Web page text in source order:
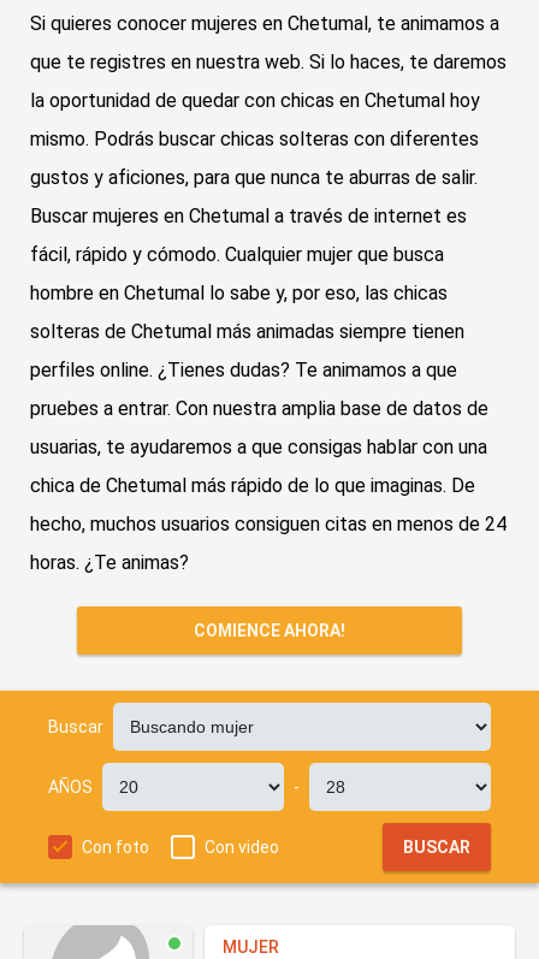
Si quieres conocer mujeres en Chetumal, te animamos a
que te registres en nuestra web. Si lo haces, te daremos
la oportunidad de quedar con chicas en Chetumal hoy
mismo. Podrás buscar chicas solteras con diferentes
gustos y aficiones, para que nunca te aburras de salir.
Buscar mujeres en Chetumal a través de internet es
fácil, rápido y cómodo. Cualquier mujer que busca
hombre en Chetumal lo sabe y, por eso, las chicas
solteras de Chetumal más animadas siempre tienen
perfiles online. ¿Tienes dudas? Te animamos a que
pruebes a entrar. Con nuestra amplia base de datos de
usuarias, te ayudaremos a que consigas hablar con una
chica de Chetumal más rápido de lo que imaginas. De
hecho, muchos usuarios consiguen citas en menos de 24
horas. ¿Te animas?
COMIENCE AHORA!
Buscar
AÑOS -
Con foto Con video BUSCAR
MUJER